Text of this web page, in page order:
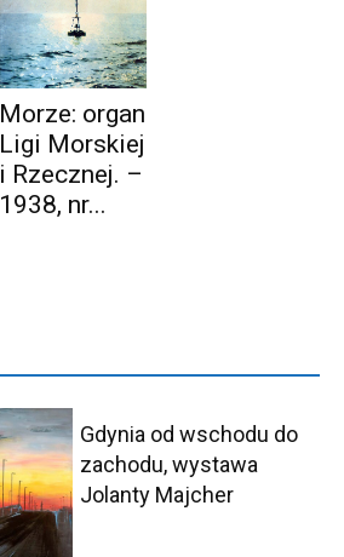
Morze: organ
Ligi Morskiej
i Rzecznej. –
1938, nr...
Gdynia od wschodu do
zachodu, wystawa
Jolanty Majcher